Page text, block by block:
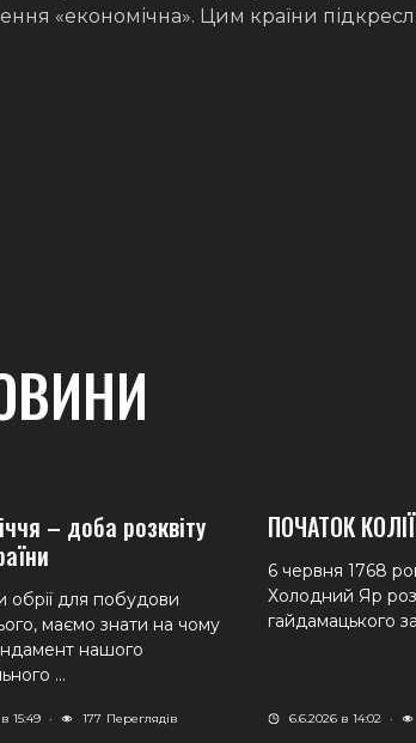
«економічна». Цим країни
– доба розквіту
для побудови
маємо знати на чому
нашого
...
15:49 · 177 Переглядів
ПОЧАТОК
6 червня 1768
Холодний Яр
гайдамацького
6.6.2026 в 14:02 ·